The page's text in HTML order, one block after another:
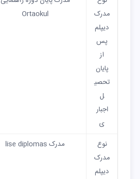
مدرک
دیپلم
پس
از
پایان
تحصی
ل
اجبار
ی
Ortaokul
نوع
مدرک
دیپلم
مدرک lise diplomas